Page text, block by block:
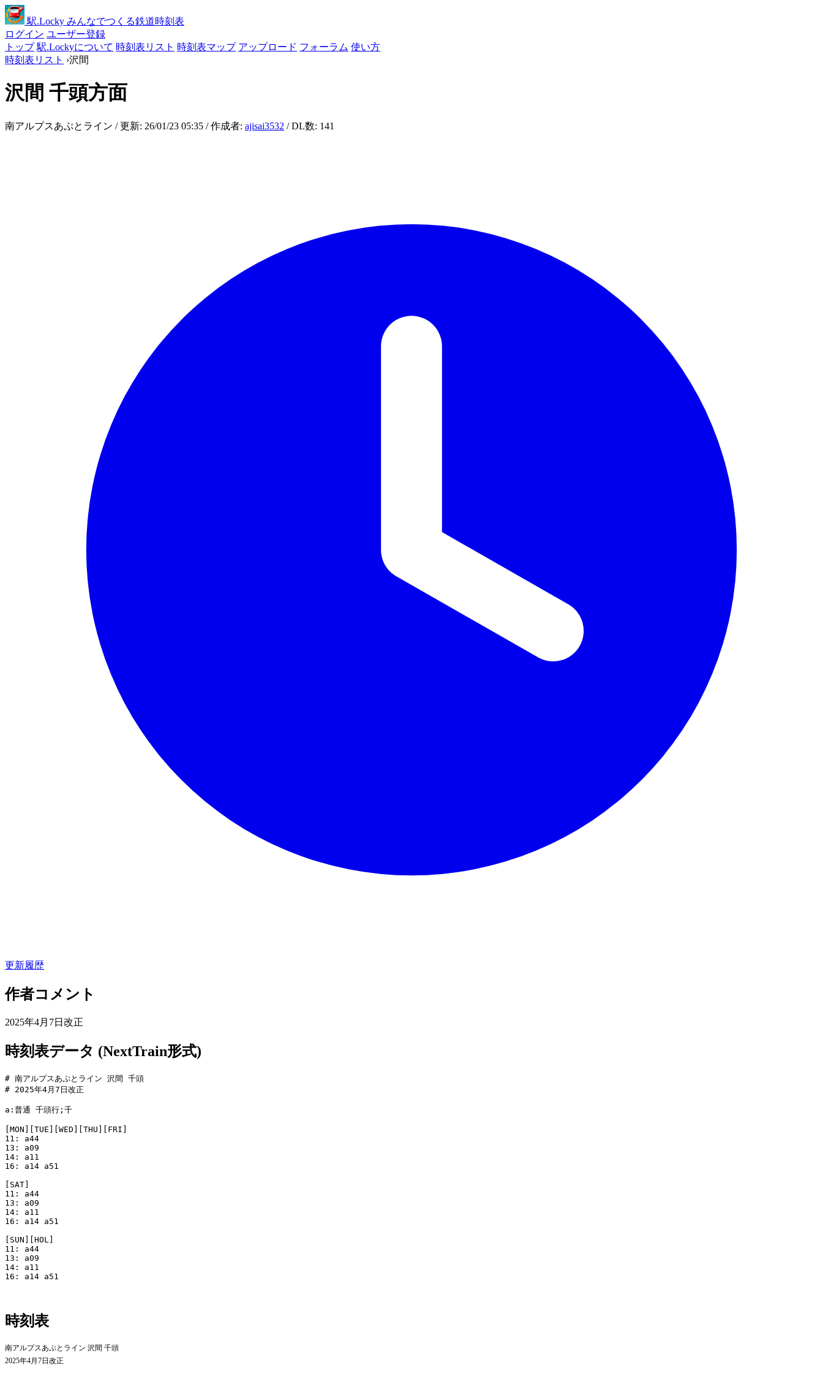
駅.Locky みんなでつくる鉄道時刻表
ログイン ユーザー登録
トップ 駅.Lockyについて 時刻表リスト 時刻表マップ アップロード フォーラム 使い方
時刻表リスト ›沢間
沢間 千頭方面
南アルプスあぷとライン / 更新: 26/01/23 05:35 / 作成者: ajisai3532 / DL数: 141
更新履歴
作者コメント
2025年4月7日改正
時刻表データ (NextTrain形式)
# 南アルプスあぷとライン 沢間 千頭
# 2025年4月7日改正
a:普通 千頭行;千
[MON][TUE][WED][THU][FRI]
11: a44
13: a09
14: a11
16: a14 a51
[SAT]
11: a44
13: a09
14: a11
16: a14 a51
[SUN][HOL]
11: a44
13: a09
14: a11
16: a14 a51
時刻表
南アルプスあぷとライン 沢間 千頭
2025年4月7日改正